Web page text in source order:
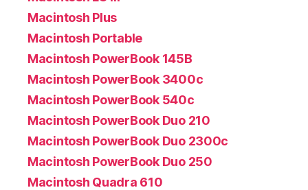
Macintosh Plus
Macintosh Portable
Macintosh PowerBook 145B
Macintosh PowerBook 3400c
Macintosh PowerBook 540c
Macintosh PowerBook Duo 210
Macintosh PowerBook Duo 2300c
Macintosh PowerBook Duo 250
Macintosh Quadra 610